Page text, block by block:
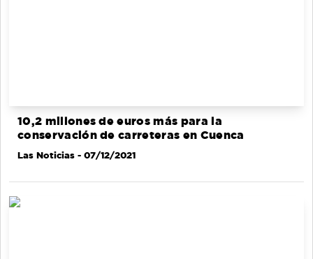
10,2 millones de euros más para la
conservación de carreteras en Cuenca
Las Noticias - 07/12/2021